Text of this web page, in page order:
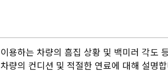
이용하는 차량의 흠집 상황 및 백미러 각도
차량의 컨디션 및 적절한 연료에 대해 설명